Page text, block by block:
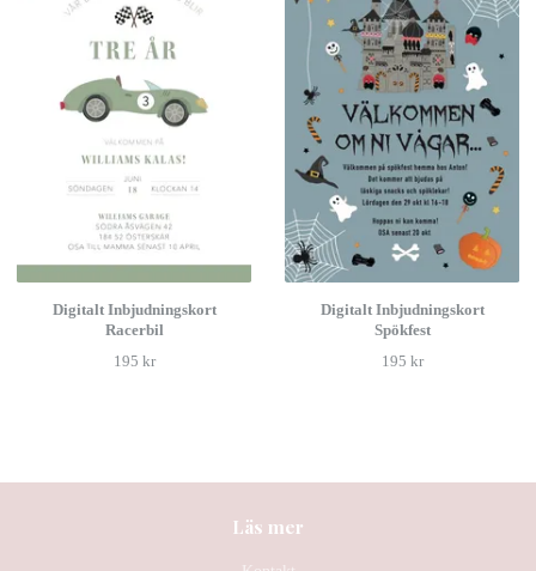
Digitalt Inbjudningskort
Racerbil
195 kr
Digitalt Inbjudningskort
Spökfest
195 kr
Läs mer